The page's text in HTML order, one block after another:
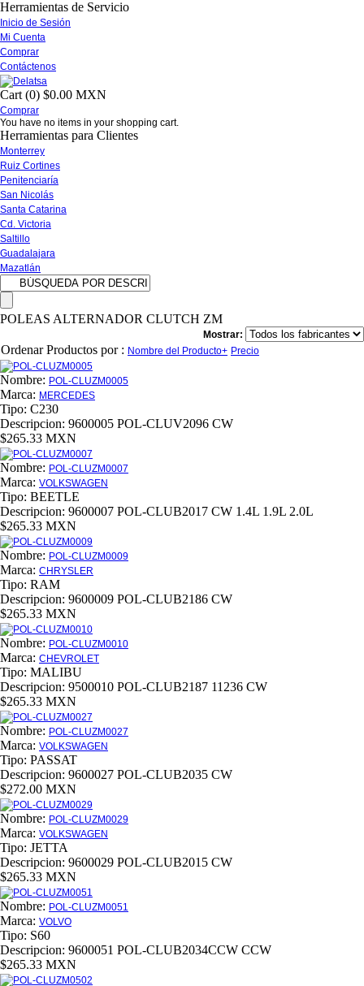
Herramientas de Servicio
Inicio de Sesión
Mi Cuenta
Comprar
Contáctenos
Cart (0) $0.00 MXN
Comprar
You have no items in your shopping cart.
Herramientas para Clientes
Monterrey
Ruiz Cortines
Penitenciaría
San Nicolás
Santa Catarina
Cd. Victoria
Saltillo
Guadalajara
Mazatlán
POLEAS ALTERNADOR CLUTCH ZM
Mostrar:
Ordenar Productos por : Nombre del Producto+ Precio
Nombre: POL-CLUZM0005
Marca: MERCEDES
Tipo: C230
Descripcion: 9600005 POL-CLUV2096 CW
$265.33 MXN
Nombre: POL-CLUZM0007
Marca: VOLKSWAGEN
Tipo: BEETLE
Descripcion: 9600007 POL-CLUB2017 CW 1.4L 1.9L 2.0L
$265.33 MXN
Nombre: POL-CLUZM0009
Marca: CHRYSLER
Tipo: RAM
Descripcion: 9600009 POL-CLUB2186 CW
$265.33 MXN
Nombre: POL-CLUZM0010
Marca: CHEVROLET
Tipo: MALIBU
Descripcion: 9500010 POL-CLUB2187 11236 CW
$265.33 MXN
Nombre: POL-CLUZM0027
Marca: VOLKSWAGEN
Tipo: PASSAT
Descripcion: 9600027 POL-CLUB2035 CW
$272.00 MXN
Nombre: POL-CLUZM0029
Marca: VOLKSWAGEN
Tipo: JETTA
Descripcion: 9600029 POL-CLUB2015 CW
$265.33 MXN
Nombre: POL-CLUZM0051
Marca: VOLVO
Tipo: S60
Descripcion: 9600051 POL-CLUB2034CCW CCW
$265.33 MXN